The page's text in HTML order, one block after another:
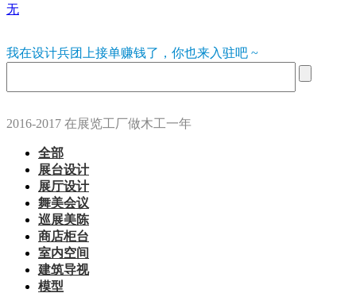
无
我在设计兵团上接单赚钱了，你也来入驻吧 ~
2016-2017 在展览工厂做木工一年
全部
展台设计
展厅设计
舞美会议
巡展美陈
商店柜台
室内空间
建筑导视
模型